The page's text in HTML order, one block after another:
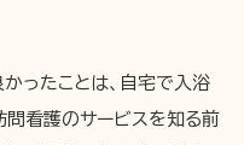
ったことは、自宅で入浴
問看護のサービスを知る前